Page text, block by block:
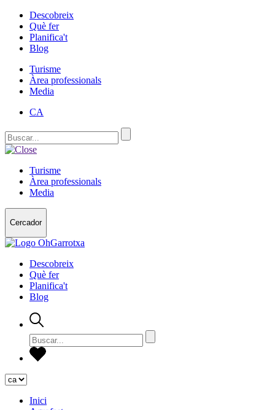
Descobreix
Què fer
Planifica't
Blog
Turisme
Àrea professionals
Media
CA
Turisme
Àrea professionals
Media
Cercador
Descobreix
Què fer
Planifica't
Blog
Inici